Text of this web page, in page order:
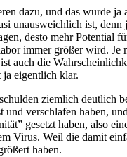
dazu, und das wurde ja
unausweichlich ist,
desto mehr Potential
immer größer wird. Je
auch die
eigentlich klar.
ziemlich deutlich
und verschlafen haben,
gesetzt haben, also
Virus. Weil die damit
haben.